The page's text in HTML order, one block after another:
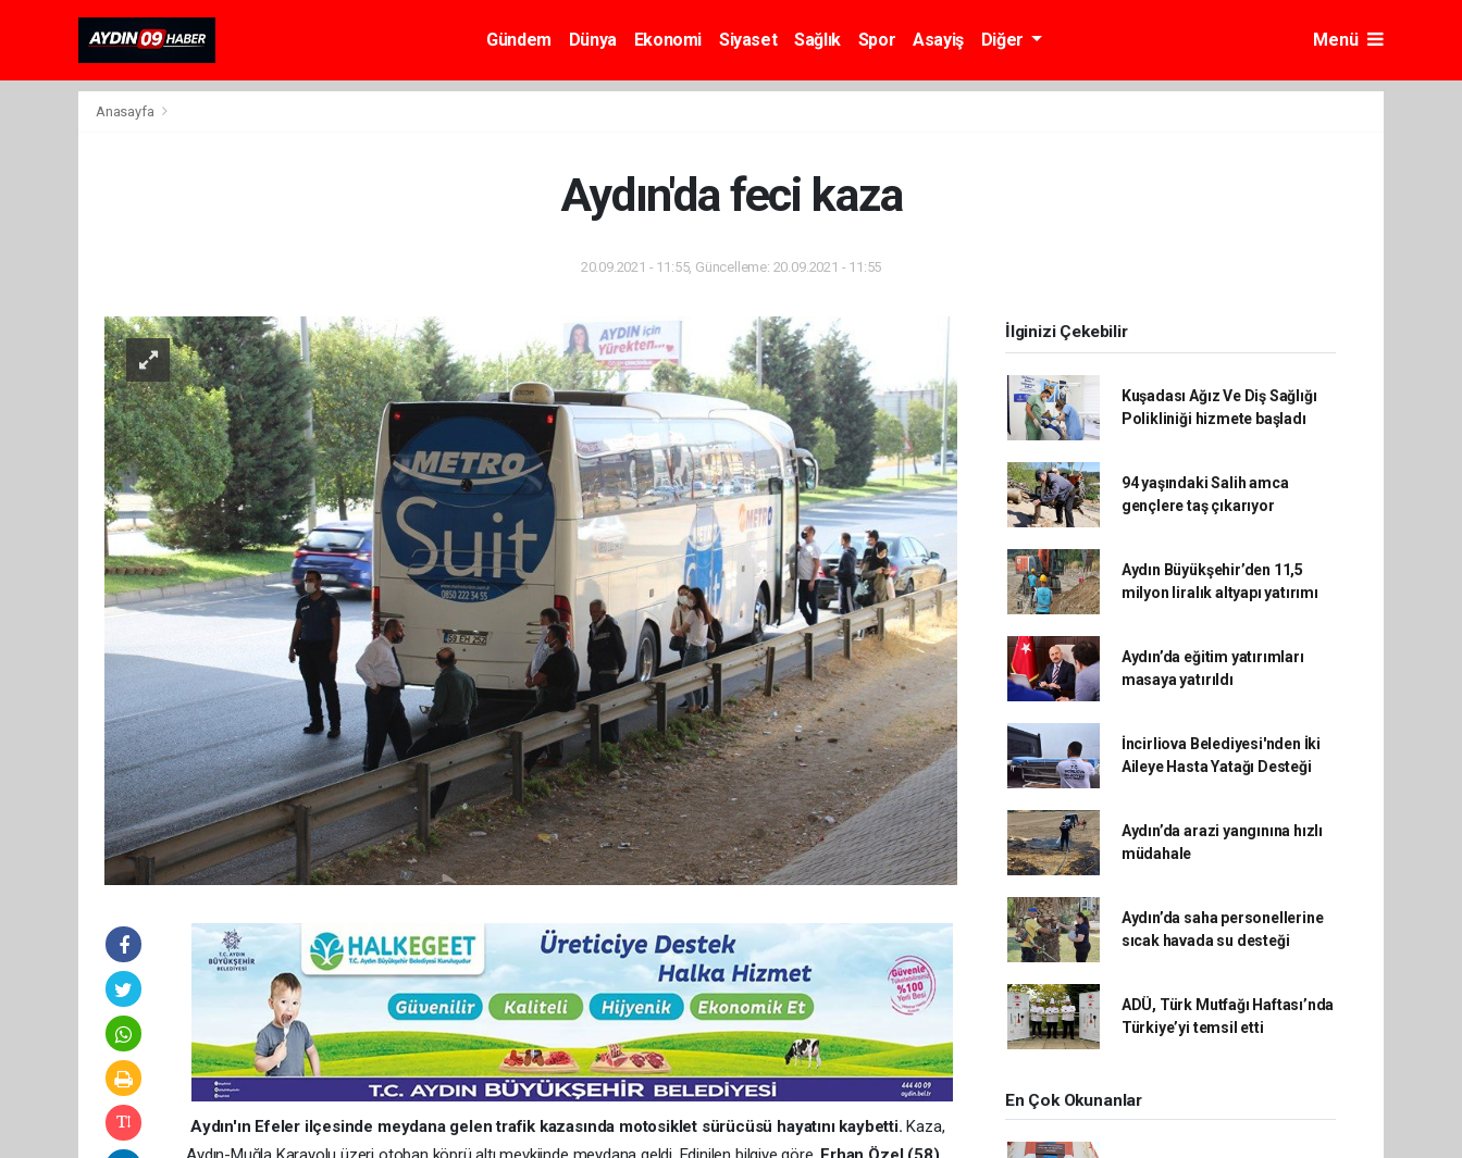
Gündem Dünya Ekonomi Siyaset Sağlık Spor Asayiş Diğer Menü
Anasayfa
Aydın'da feci kaza
20.09.2021 - 11:55, Güncelleme: 20.09.2021 - 11:55
Aydın'ın Efeler ilçesinde meydana gelen trafik kazasında motosiklet sürücüsü hayatını kaybetti. Kaza,
İlginizi Çekebilir
Kuşadası Ağız Ve Diş Sağlığı
Polikliniği hizmete başladı
94 yaşındaki Salih amca
gençlere taş çıkarıyor
Aydın Büyükşehir’den 11,5
milyon liralık altyapı yatırımı
Aydın’da eğitim yatırımları
masaya yatırıldı
İncirliova Belediyesi'nden İki
Aileye Hasta Yatağı Desteği
Aydın’da arazi yangınına hızlı
müdahale
Aydın’da saha personellerine
sıcak havada su desteği
ADÜ, Türk Mutfağı Haftası’nda
Türkiye’yi temsil etti
En Çok Okunanlar